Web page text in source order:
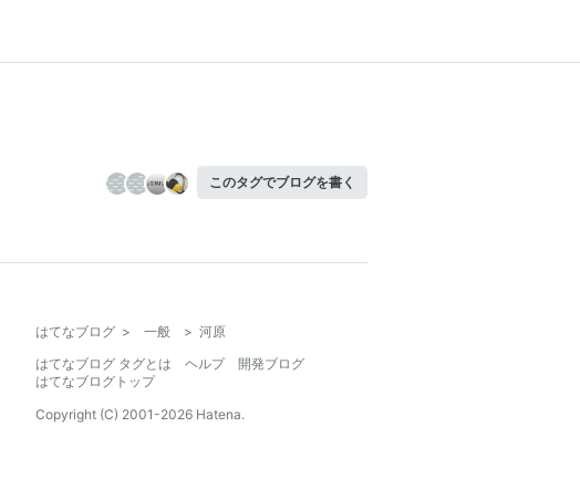
このタグでブログを書く
はてなブログ > 一般 > 河原
はてなブログ タグとは
ヘルプ
開発ブログ
はてなブログトップ
Copyright (C) 2001-2026 Hatena.